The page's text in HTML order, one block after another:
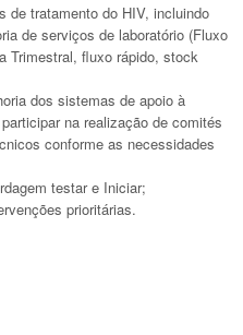
de tratamento do HIV, incluindo
de serviços de laboratório (Fluxo
Trimestral, fluxo rápido, stock
dos sistemas de apoio à
na realização de comités
conforme as necessidades
testar e Iniciar;
prioritárias.